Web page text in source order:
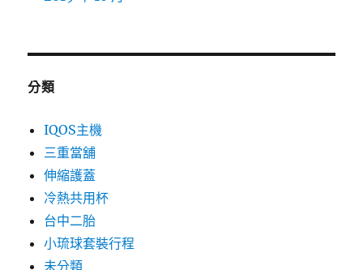
分類
IQOS主機
三重當舖
伸縮護蓋
冷熱共用杯
台中二胎
小琉球套裝行程
未分類